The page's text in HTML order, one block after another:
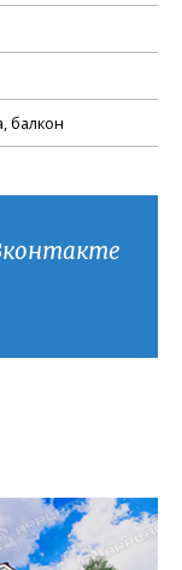
балкон